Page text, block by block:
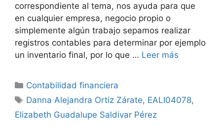
correspondiente al tema, nos ayuda para que
en cualquier empresa, negocio propio o
simplemente algún trabajo sepamos realizar
registros contables para determinar por ejemplo
un inventario final, por lo que … Leer más
Categorías
Contabilidad financiera
Etiquetas
Danna Alejandra Ortiz Zárate, EALI04078,
Elizabeth Guadalupe Saldivar Pérez